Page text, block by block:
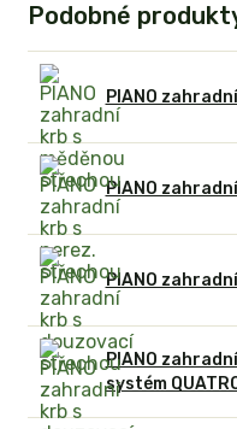
Podobné
PIANO
PIANO
PIANO
PIANO
systém